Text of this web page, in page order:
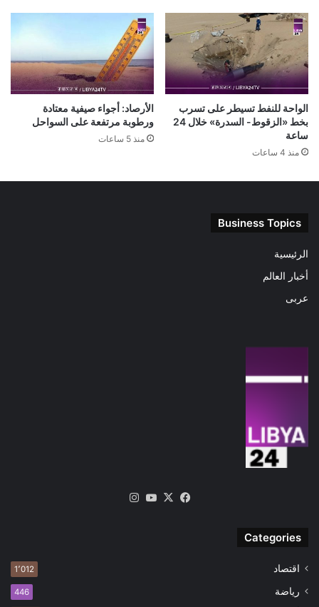
الواحة للنفط تسيطر على تسرب
بخط «الزقوط- السدرة» خلال 24
ساعة
منذ 4 ساعات
الأرصاد: أجواء صيفية معتادة
ورطوبة مرتفعة على السواحل
منذ 5 ساعات
Business Topics
الرئيسية
أخبار العالم
عربى
فيسبوك
‫X
‫YouTube
Categories
اقتصاد 1٬012
رياضة 446